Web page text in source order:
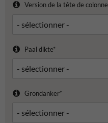
Version de la tête de colonne
Paal dikte*
Grondanker*